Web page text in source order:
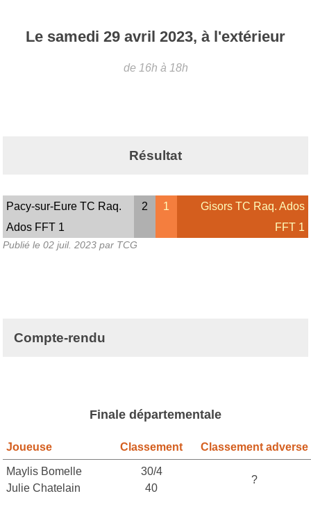
Le samedi 29 avril 2023, à l'extérieur
de 16h à 18h
Résultat
Pacy-sur-Eure TC Raq.
Ados FFT 1
2 1
Gisors TC Raq. Ados
FFT 1
Publié le 02 juil. 2023 par TCG
Compte-rendu
Finale départementale
Joueuse Classement Classement adverse
Maylis Bomelle
Julie Chatelain
30/4
40
?